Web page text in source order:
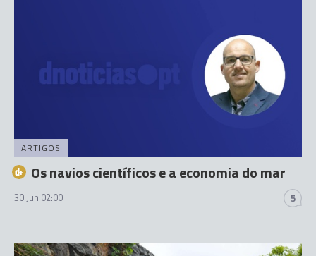
ARTIGOS
Os navios científicos e a economia do mar
30 Jun 02:00 5